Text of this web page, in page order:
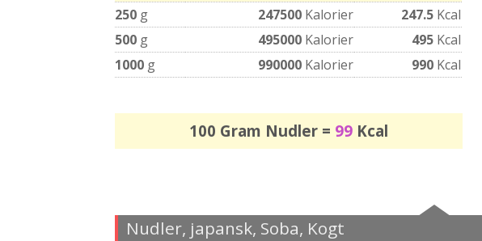
250 g 247500 Kalorier 247.5 Kcal
500 g 495000 Kalorier 495 Kcal
1000 g 990000 Kalorier 990 Kcal
100 Gram Nudler = 99Kcal
Nudler, japansk, Soba, Kogt